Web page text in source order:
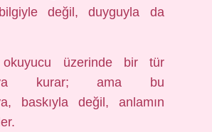
değil, duyguyla da
üzerinde bir tür
kurar; ama bu
baskıyla değil, anlamın